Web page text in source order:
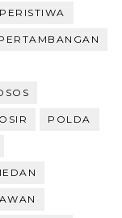
PERISTIWA
POLDA